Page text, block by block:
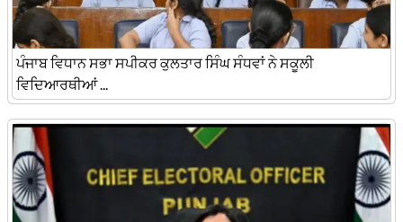
ਪੰਜਾਬ ਵਿਧਾਨ ਸਭਾ ਸਪੀਕਰ ਕੁਲਤਾਰ ਸਿੰਘ ਸੰਧਵਾਂ ਨੇ ਸਕੂਲੀ
ਵਿਦਿਆਰਥੀਆਂ ...